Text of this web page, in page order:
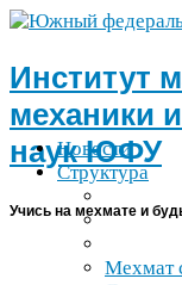
Институт
механики
наукЮФУ
Учись на мехмате и
Новости
Структура
Мехмат